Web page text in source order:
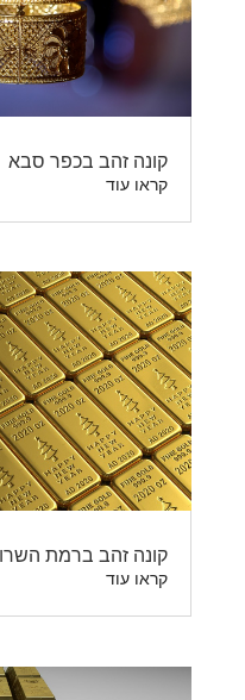
קונה זהב בכפר סבא
קראו עוד
קונה זהב ברמת
קראו עוד